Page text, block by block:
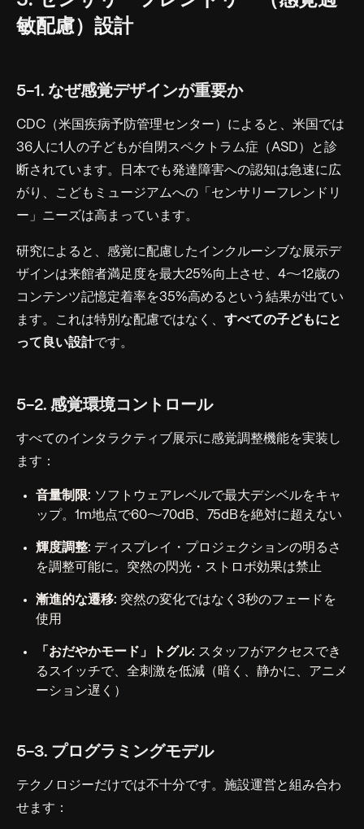
敏配慮）設計
5-1. なぜ感覚デザインが重要か
CDC（米国疾病予防管理センター）によると、米国では
36人に1人の子どもが自閉スペクトラム症（ASD）と診
断されています。日本でも発達障害への認知は急速に広
がり、こどもミュージアムへの「センサリーフレンドリ
ー」ニーズは高まっています。
研究によると、感覚に配慮したインクルーシブな展示デ
ザインは来館者満足度を最大25%向上させ、4〜12歳の
コンテンツ記憶定着率を35%高めるという結果が出てい
ます。これは特別な配慮ではなく、 すべての子どもにと
って良い設計です。
5-2. 感覚環境コントロール
すべてのインタラクティブ展示に感覚調整機能を実装し
ます：
音量制限: ソフトウェアレベルで最大デシベルをキャ
ップ。1m地点で60〜70dB、75dBを絶対に超えない
輝度調整: ディスプレイ・プロジェクションの明るさ
を調整可能に。突然の閃光・ストロボ効果は禁止
漸進的な遷移: 突然の変化ではなく3秒のフェードを
使用
「おだやかモード」トグル: スタッフがアクセスでき
るスイッチで、全刺激を低減（暗く、静かに、アニメ
ーション遅く）
5-3. プログラミングモデル
テクノロジーだけでは不十分です。施設運営と組み合わ
せます：